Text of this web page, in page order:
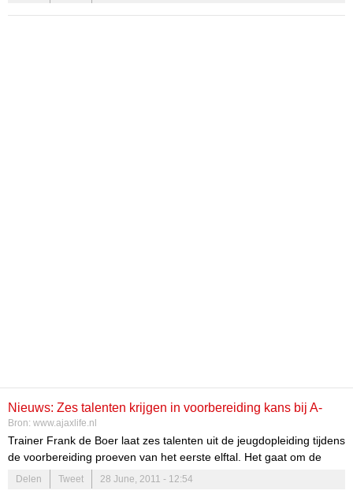
Nieuws: Zes talenten krijgen in voorbereiding kans bij A-
selectie
Bron: www.ajaxlife.nl
Trainer Frank de Boer laat zes talenten uit de jeugdopleiding tijdens
de voorbereiding proeven van het eerste elftal. Het gaat om de
verdedigers Dico Koppers en Ricardo van Rhijn, middenvelders
Rodney Sneijder en Mats Rits en de aanvallers Jody Lukoki en
Delen Tweet 28 June, 2011 - 12:54